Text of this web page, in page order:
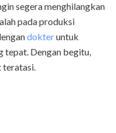
segera menghilangkan
pada produksi
dokteruntuk
tepat. Dengan begitu,
teratasi.